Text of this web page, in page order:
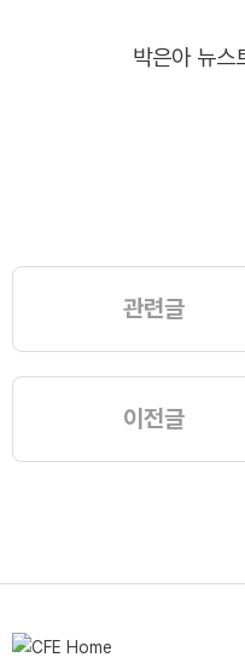
박은아 뉴스
관련글
이전글